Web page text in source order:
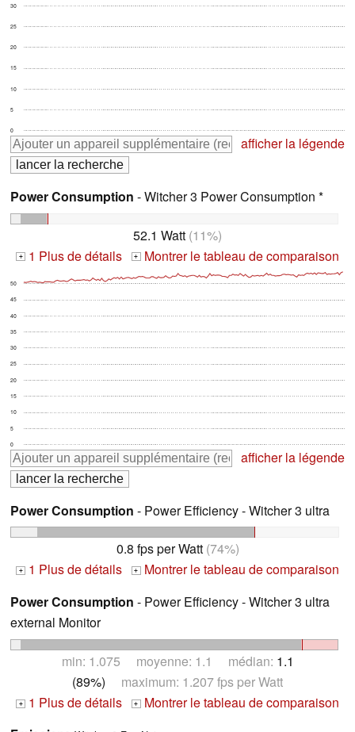
0
5
10
15
20
25
30
afficher la légende
Power Consumption - Witcher 3 Power Consumption *
52.1 Watt (11%)
+ 1 Plus de détails + Montrer le tableau de comparaison
0
5
10
15
20
25
30
35
40
45
50
afficher la légende
Power Consumption - Power Efficiency - Witcher 3 ultra
0.8 fps per Watt(74%)
+ 1 Plus de détails + Montrer le tableau de comparaison
Power Consumption - Power Efficiency - Witcher 3 ultra
external Monitor
min: 1.075 moyenne: 1.1 médian: 1.1
(89%) maximum: 1.207 fps per Watt
+ 1 Plus de détails + Montrer le tableau de comparaison